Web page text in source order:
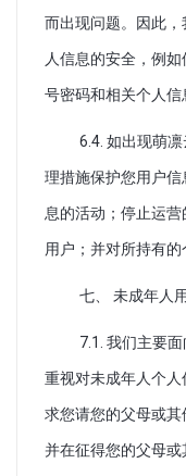
而出现问题。因此
人信息的安全，例
号密码和相关个人信
6.4. 如出现萌
理措施保护您用户
息的活动；停止运
用户；并对所持有的
七、 未成年人
7.1. 我们主要
重视对未成年人个
求您请您的父母或其
并在征得您的父母